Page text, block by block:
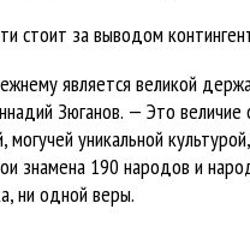
стоит за выводом
является великой
Зюганов. — Это
могучей уникальной
знамена 190 народов и
ни одной веры.